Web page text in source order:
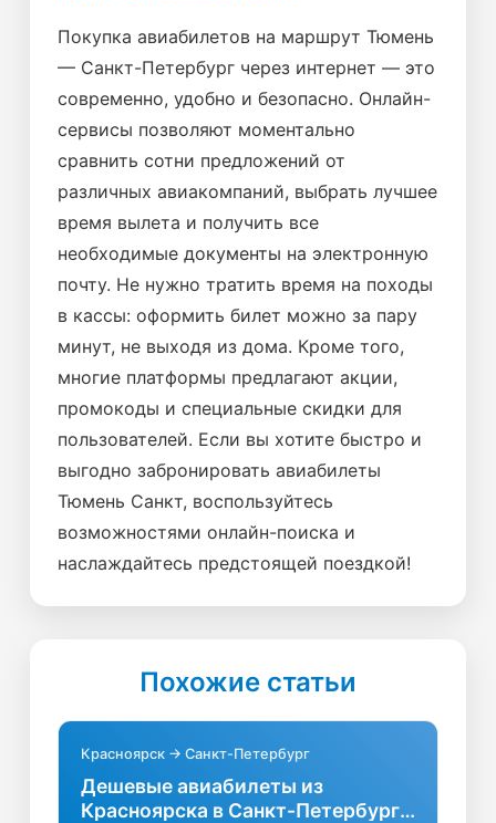
Покупка авиабилетов на маршрут Тюмень
— Санкт-Петербург через интернет — это
современно, удобно и безопасно. Онлайн-
сервисы позволяют моментально
сравнить сотни предложений от
различных авиакомпаний, выбрать лучшее
время вылета и получить все
необходимые документы на электронную
почту. Не нужно тратить время на походы
в кассы: оформить билет можно за пару
минут, не выходя из дома. Кроме того,
многие платформы предлагают акции,
промокоды и специальные скидки для
пользователей. Если вы хотите быстро и
выгодно забронировать авиабилеты
Тюмень Санкт, воспользуйтесь
возможностями онлайн-поиска и
наслаждайтесь предстоящей поездкой!
Похожие статьи
Красноярск → Санкт-Петербург
Дешевые авиабилеты из
Красноярска в Санкт-Петербург